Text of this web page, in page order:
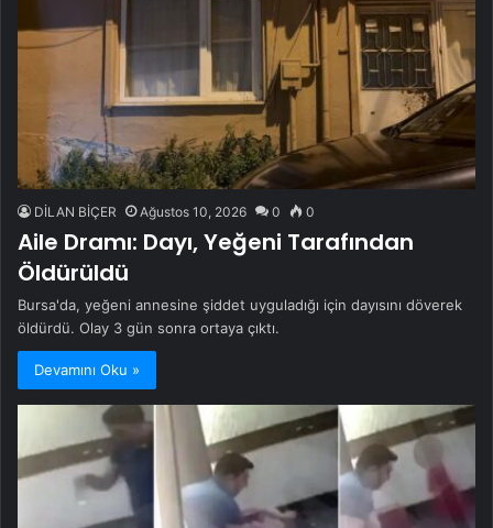
DİLAN BİÇER Ağustos 10, 2026 0 0
Aile Dramı: Dayı, Yeğeni Tarafından
Öldürüldü
Bursa'da, yeğeni annesine şiddet uyguladığı için dayısını döverek
öldürdü. Olay 3 gün sonra ortaya çıktı.
Devamını Oku »